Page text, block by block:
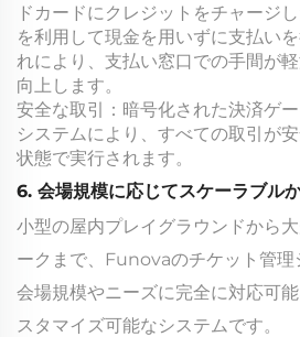
ドカードにクレジットをチャージ
を利用して現金を用いずに支払い
れにより、支払い窓口での手間が
向上します。
安全な取引：暗号化された決済ゲ
システムにより、すべての取引が
状態で実行されます。
6. 会場規模に応じてスケーラブル
小型の屋内プレイグラウンドから
ークまで、Funovaのチケット管理
会場規模やニーズに完全に対応可
スタマイズ可能なシステムです。